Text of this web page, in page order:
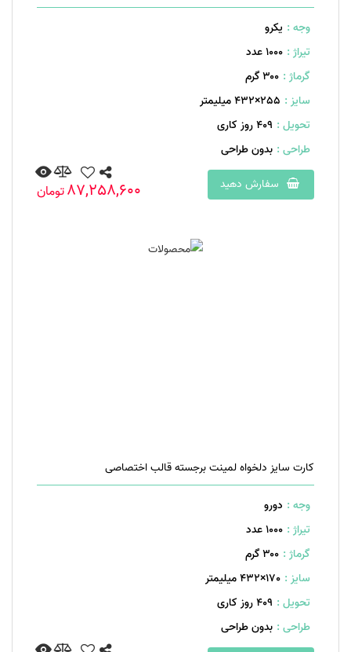
وجه : یکرو
تیراژ : 1000 عدد
گرماژ : ۳۰۰ گرم
سایز : 255×432 میلیمتر
تحویل : 409 روز کاری
طراحی : بدون طراحی
سفارش دهید
87,258,600تومان
کارت سایز دلخواه لمینت برجسته قالب اختصاصی
وجه : دورو
تیراژ : 1000 عدد
گرماژ : ۳۰۰ گرم
سایز : 170×432 میلیمتر
تحویل : 409 روز کاری
طراحی : بدون طراحی